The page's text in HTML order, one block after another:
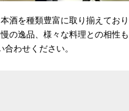
酒を種類豊富に取り揃えており
の逸品、様々な料理との相性も
わせください。